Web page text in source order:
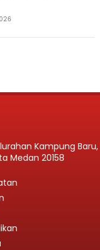
Kampung Baru,
Medan 20158